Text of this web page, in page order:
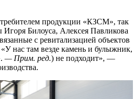
продукции «КЗСМ», так
Игоря Билоуса, Алексея Павликова
с ревитализацией объектов
«У нас там везде камень и булыжник,
— Прим. ред.) не подходит», —